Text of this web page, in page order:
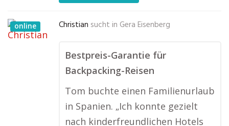
online Christian sucht in Gera Eisenberg
Bestpreis-Garantie für
Backpacking-Reisen
Tom buchte einen Familienurlaub
in Spanien. „Ich konnte gezielt
nach kinderfreundlichen Hotels